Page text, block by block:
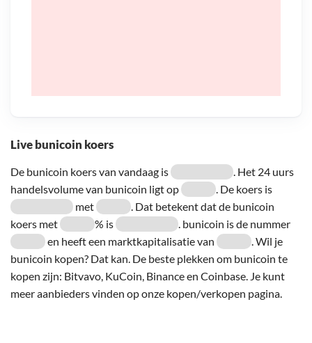
Live bunicoin koers
De bunicoin koers van vandaag is
. Het 24 uurs
handelsvolume van bunicoin ligt op
. De koers is
met
. Dat betekent dat de bunicoin
koers met
% is
. bunicoin is de nummer
en heeft een marktkapitalisatie van
. Wil je
bunicoin kopen? Dat kan. De beste plekken om bunicoin te
kopen zijn: Bitvavo, KuCoin, Binance en Coinbase. Je kunt
meer aanbieders vinden op onze kopen/verkopen pagina.